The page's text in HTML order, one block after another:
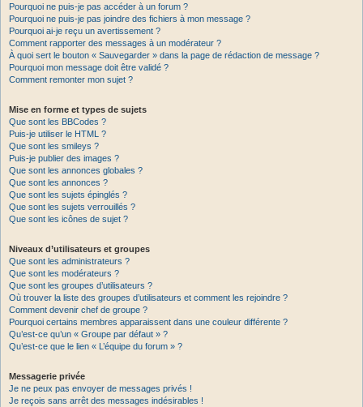
Pourquoi ne puis-je pas accéder à un forum ?
Pourquoi ne puis-je pas joindre des fichiers à mon message ?
Pourquoi ai-je reçu un avertissement ?
Comment rapporter des messages à un modérateur ?
À quoi sert le bouton « Sauvegarder » dans la page de rédaction de message ?
Pourquoi mon message doit être validé ?
Comment remonter mon sujet ?
Mise en forme et types de sujets
Que sont les BBCodes ?
Puis-je utiliser le HTML ?
Que sont les smileys ?
Puis-je publier des images ?
Que sont les annonces globales ?
Que sont les annonces ?
Que sont les sujets épinglés ?
Que sont les sujets verrouillés ?
Que sont les icônes de sujet ?
Niveaux d’utilisateurs et groupes
Que sont les administrateurs ?
Que sont les modérateurs ?
Que sont les groupes d’utilisateurs ?
Où trouver la liste des groupes d’utilisateurs et comment les rejoindre ?
Comment devenir chef de groupe ?
Pourquoi certains membres apparaissent dans une couleur différente ?
Qu’est-ce qu’un « Groupe par défaut » ?
Qu’est-ce que le lien « L’équipe du forum » ?
Messagerie privée
Je ne peux pas envoyer de messages privés !
Je reçois sans arrêt des messages indésirables !